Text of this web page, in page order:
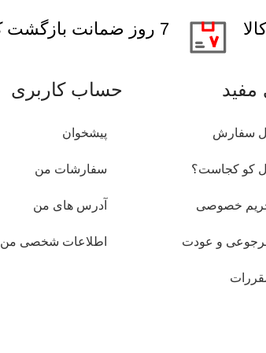
7 روز ضمانت بازگشت کالا
مفید
سفارش
کو کجاست؟
خصوصی
و عودت
حساب کاربری
پیشخوان
سفارشات من
آدرس های من
اطلاعات شخصی من